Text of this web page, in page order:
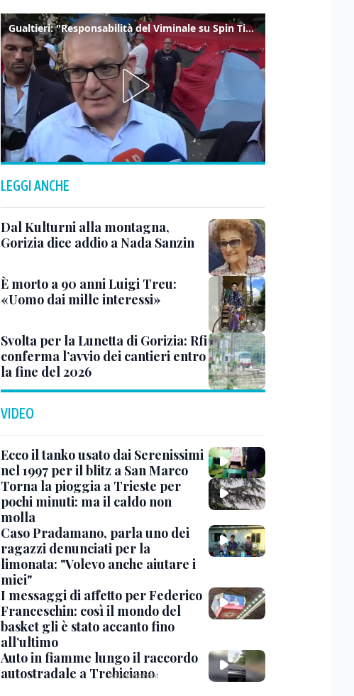
Gualtieri: "Responsabilità del Viminale su Spin Time? La posizione dei partiti è nota"
LEGGI ANCHE
Dal Kulturni alla montagna,
Gorizia dice addio a Nada Sanzin
È morto a 90 anni Luigi Treu:
«Uomo dai mille interessi»
Svolta per la Lunetta di Gorizia: Rfi
conferma l’avvio dei cantieri entro
la fine del 2026
VIDEO
Ecco il tanko usato dai Serenissimi
nel 1997 per il blitz a San Marco
Torna la pioggia a Trieste per
pochi minuti: ma il caldo non
molla
Caso Pradamano, parla uno dei
ragazzi denunciati per la
limonata: "Volevo anche aiutare i
miei"
I messaggi di affetto per Federico
Franceschin: così il mondo del
basket gli è stato accanto fino
all’ultimo
Auto in fiamme lungo il raccordo
autostradale a Trebiciano